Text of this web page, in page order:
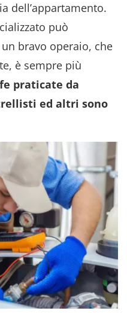
dell’appartamento.
può
bravo operaio, che
è sempre più
praticate da
ed altri sono